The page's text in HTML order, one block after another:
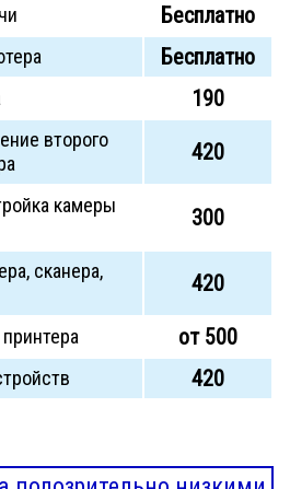
Бесплатно
Бесплатно
190
второго
420
камеры
300
сканера,
420
от 500
420